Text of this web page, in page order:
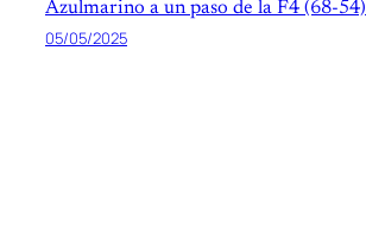
Azulmarino a un paso de la F4 (68-54)
05/05/2025